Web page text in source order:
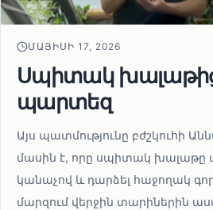
ՄԱՅԻՍԻ 17, 2026
Սպիտակ
պարտեզ
Այս պատմությունը բժշկուհի
մասին է, որը սպիտակ խալաթը
կանաչով և դարձել հաջողակ
մարզում վերջին տարիներին